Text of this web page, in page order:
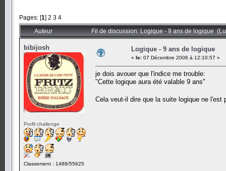
Pages: [1] 2 3 4
Auteur Fil de discussion: Logique - 9 ans de logique
bibijosh
Profil challenge
Classement : 1488/55625
Logique - 9 ans de logique
« le: 07 Décembre 2006 à 12:10:57 »
je dois avouer que l'indice me trouble:
"Cette logique aura été valable 9 ans"
Cela veut-il dire que la suite logique ne